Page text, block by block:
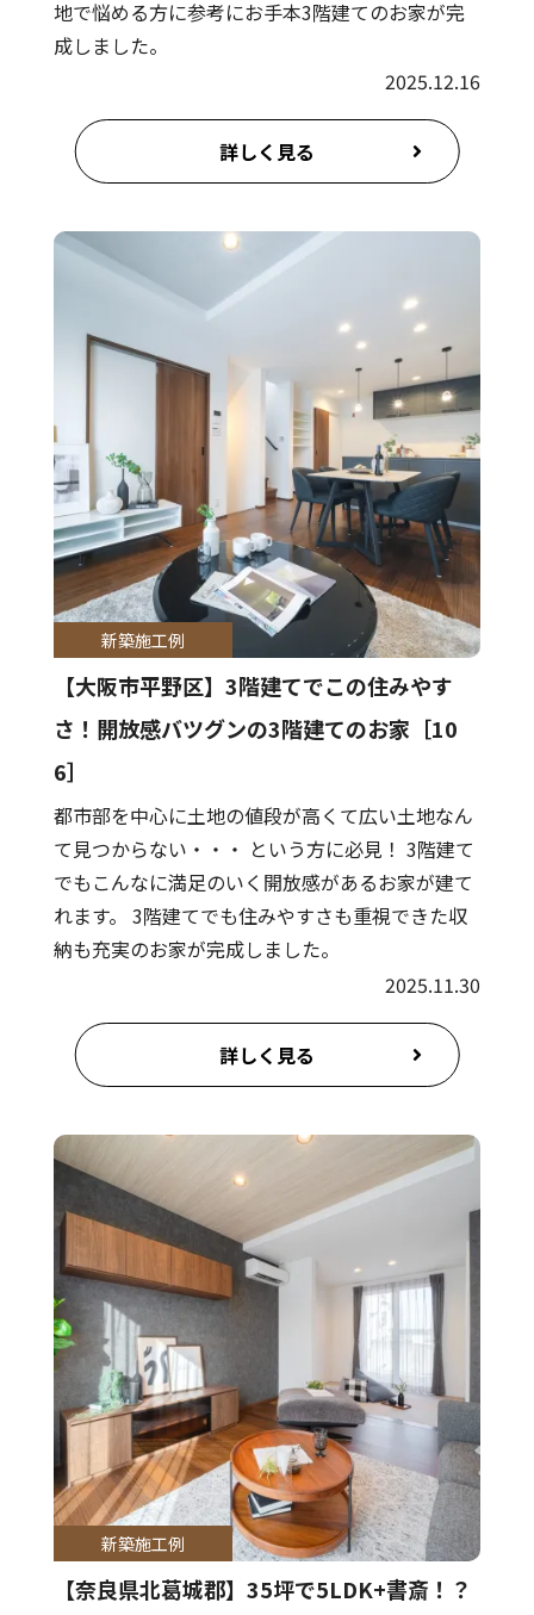
地で悩める方に参考にお手本3階建てのお家が完
成しました。
2025.12.16
詳しく見る
新築施工例
【大阪市平野区】3階建てでこの住みやす
さ！開放感バツグンの3階建てのお家［10
6］
都市部を中心に土地の値段が高くて広い土地なん
て見つからない・・・ という方に必見！ 3階建て
でもこんなに満足のいく開放感があるお家が建て
れます。 3階建てでも住みやすさも重視できた収
納も充実のお家が完成しました。
2025.11.30
詳しく見る
新築施工例
【奈良県北葛城郡】35坪で5LDK+書斎！？